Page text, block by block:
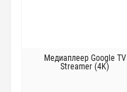
Медиаплеер Google TV
Streamer (4K)